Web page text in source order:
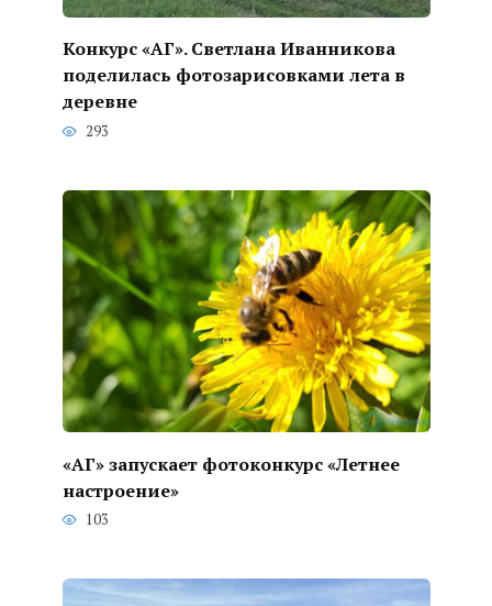
Конкурс «АГ». Светлана Иванникова
поделилась фотозарисовками лета в
деревне
293
«АГ» запускает фотоконкурс «Летнее
настроение»
103